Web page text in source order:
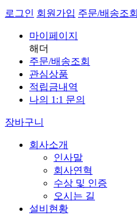
로그인 회원가입 주문/배송조회
마이페이지
해더
주문/배송조회
관심상품
적립금내역
나의 1:1 문의
장바구니
회사소개
인사말
회사연혁
수상 및 인증
오시는 길
설비현황